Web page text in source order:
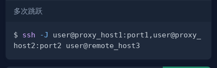
多次跳跃
$ ssh -J
user@proxy_host1:port1,user@proxy_